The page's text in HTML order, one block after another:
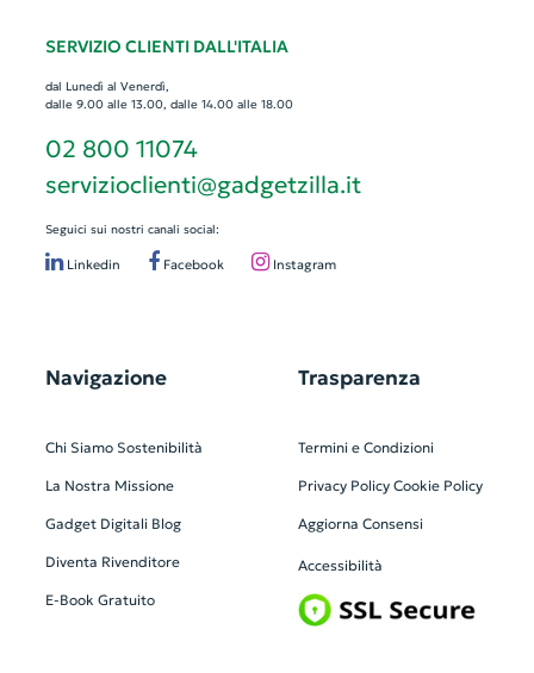
SERVIZIO CLIENTI DALL'ITALIA
dal Lunedì al Venerdì,
dalle 9.00 alle 13.00, dalle 14.00 alle 18.00
02 800 11074
servizioclienti@gadgetzilla.it
Seguici sui nostri canali social:
Linkedin Facebook Instagram
Navigazione
Chi Siamo Sostenibilità
La Nostra Missione
Gadget Digitali Blog
Diventa Rivenditore
E-Book Gratuito
Trasparenza
Termini e Condizioni
Privacy Policy Cookie Policy
Aggiorna Consensi
Accessibilità